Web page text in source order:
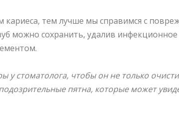
тем лучше мы справимся с
можно сохранить, удалив
у стоматолога, чтобы он не только
пятна, которые может